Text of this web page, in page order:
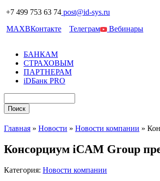
+7 499 753 63 74 post@id-sys.ru
MAXВКонтакте Телеграм Вебинары
БАНКАМ
СТРАХОВЫМ
ПАРТНЕРАМ
iDБанк PRO
Главная » Новости » Новости компании »
Консорциум iCAM Group
Категория: Новости компании